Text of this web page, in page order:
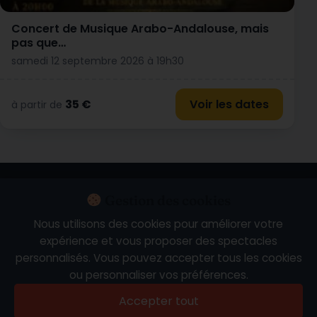
Nous utilisons des cookies pour améliorer votre
expérience et vous proposer des spectacles
personnalisés. Vous pouvez accepter tous les cookies
ou personnaliser vos préférences.
Accepter tout
Concert de Musique Arabo-Andalouse, mais
pas que…
samedi 12 septembre 2026 à 19h30
à partir de 35 € Voir les dates
Nouveautés
Ce week-endSpectacles près de chez vous
Artistes en tournée
Mentions légalesPolitique de confidentialité
Affiliation